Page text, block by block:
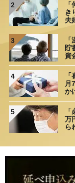
2
き
夫
3
貯
資
4
月
か
5
万
ら